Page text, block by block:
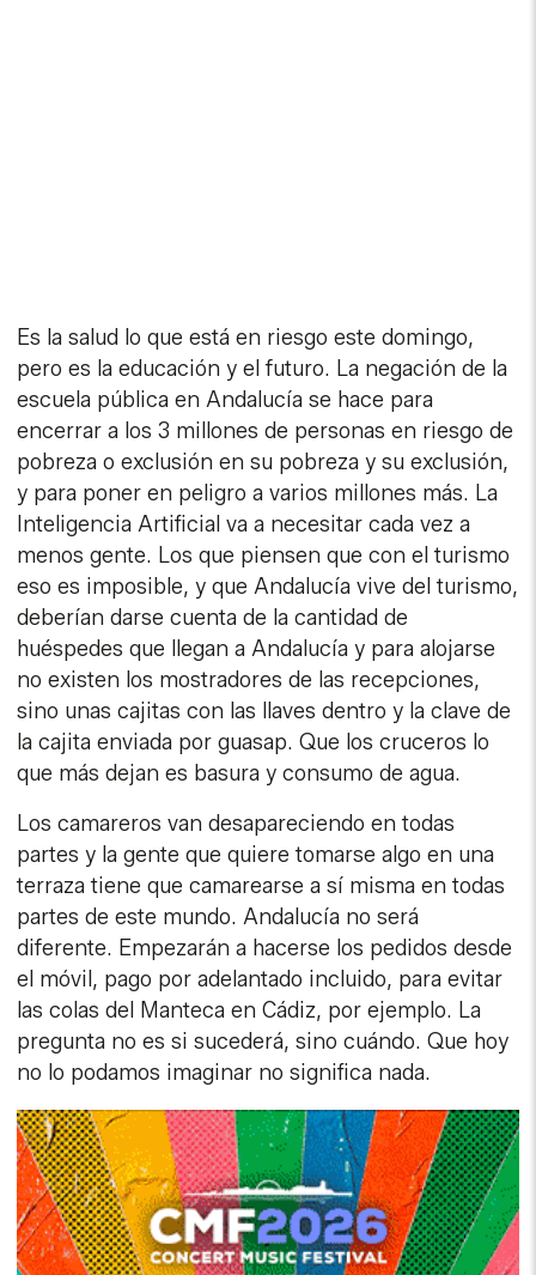
Es la salud lo que está en riesgo este domingo,
pero es la educación y el futuro. La negación de la
escuela pública en Andalucía se hace para
encerrar a los 3 millones de personas en riesgo de
pobreza o exclusión en su pobreza y su exclusión,
y para poner en peligro a varios millones más. La
Inteligencia Artificial va a necesitar cada vez a
menos gente. Los que piensen que con el turismo
eso es imposible, y que Andalucía vive del turismo,
deberían darse cuenta de la cantidad de
huéspedes que llegan a Andalucía y para alojarse
no existen los mostradores de las recepciones,
sino unas cajitas con las llaves dentro y la clave de
la cajita enviada por guasap. Que los cruceros lo
que más dejan es basura y consumo de agua.
Los camareros van desapareciendo en todas
partes y la gente que quiere tomarse algo en una
terraza tiene que camarearse a sí misma en todas
partes de este mundo. Andalucía no será
diferente. Empezarán a hacerse los pedidos desde
el móvil, pago por adelantado incluido, para evitar
las colas del Manteca en Cádiz, por ejemplo. La
pregunta no es si sucederá, sino cuándo. Que hoy
no lo podamos imaginar no significa nada.